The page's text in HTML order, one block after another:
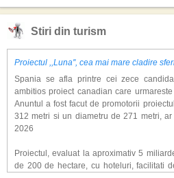
Stiri din turism
Proiectul ,,Luna'', cea mai mare cladire
Spania se afla printre cei zece
ambitios proiect canadian care
Anuntul a fost facut de promotorii
312 metri si un diametru de 271 metri,
2026
Proiectul, evaluat la aproximativ 5
de 200 de hectare, cu hoteluri, facilitati